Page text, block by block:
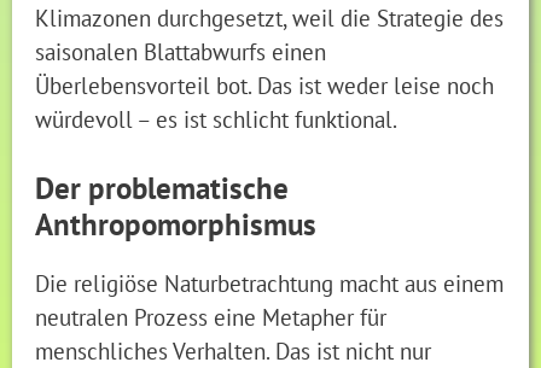
Klimazonen durchgesetzt, weil die Strategie des
saisonalen Blattabwurfs einen
Überlebensvorteil bot. Das ist weder leise noch
würdevoll – es ist schlicht funktional.
Der problematische
Anthropomorphismus
Die religiöse Naturbetrachtung macht aus einem
neutralen Prozess eine Metapher für
menschliches Verhalten. Das ist nicht nur